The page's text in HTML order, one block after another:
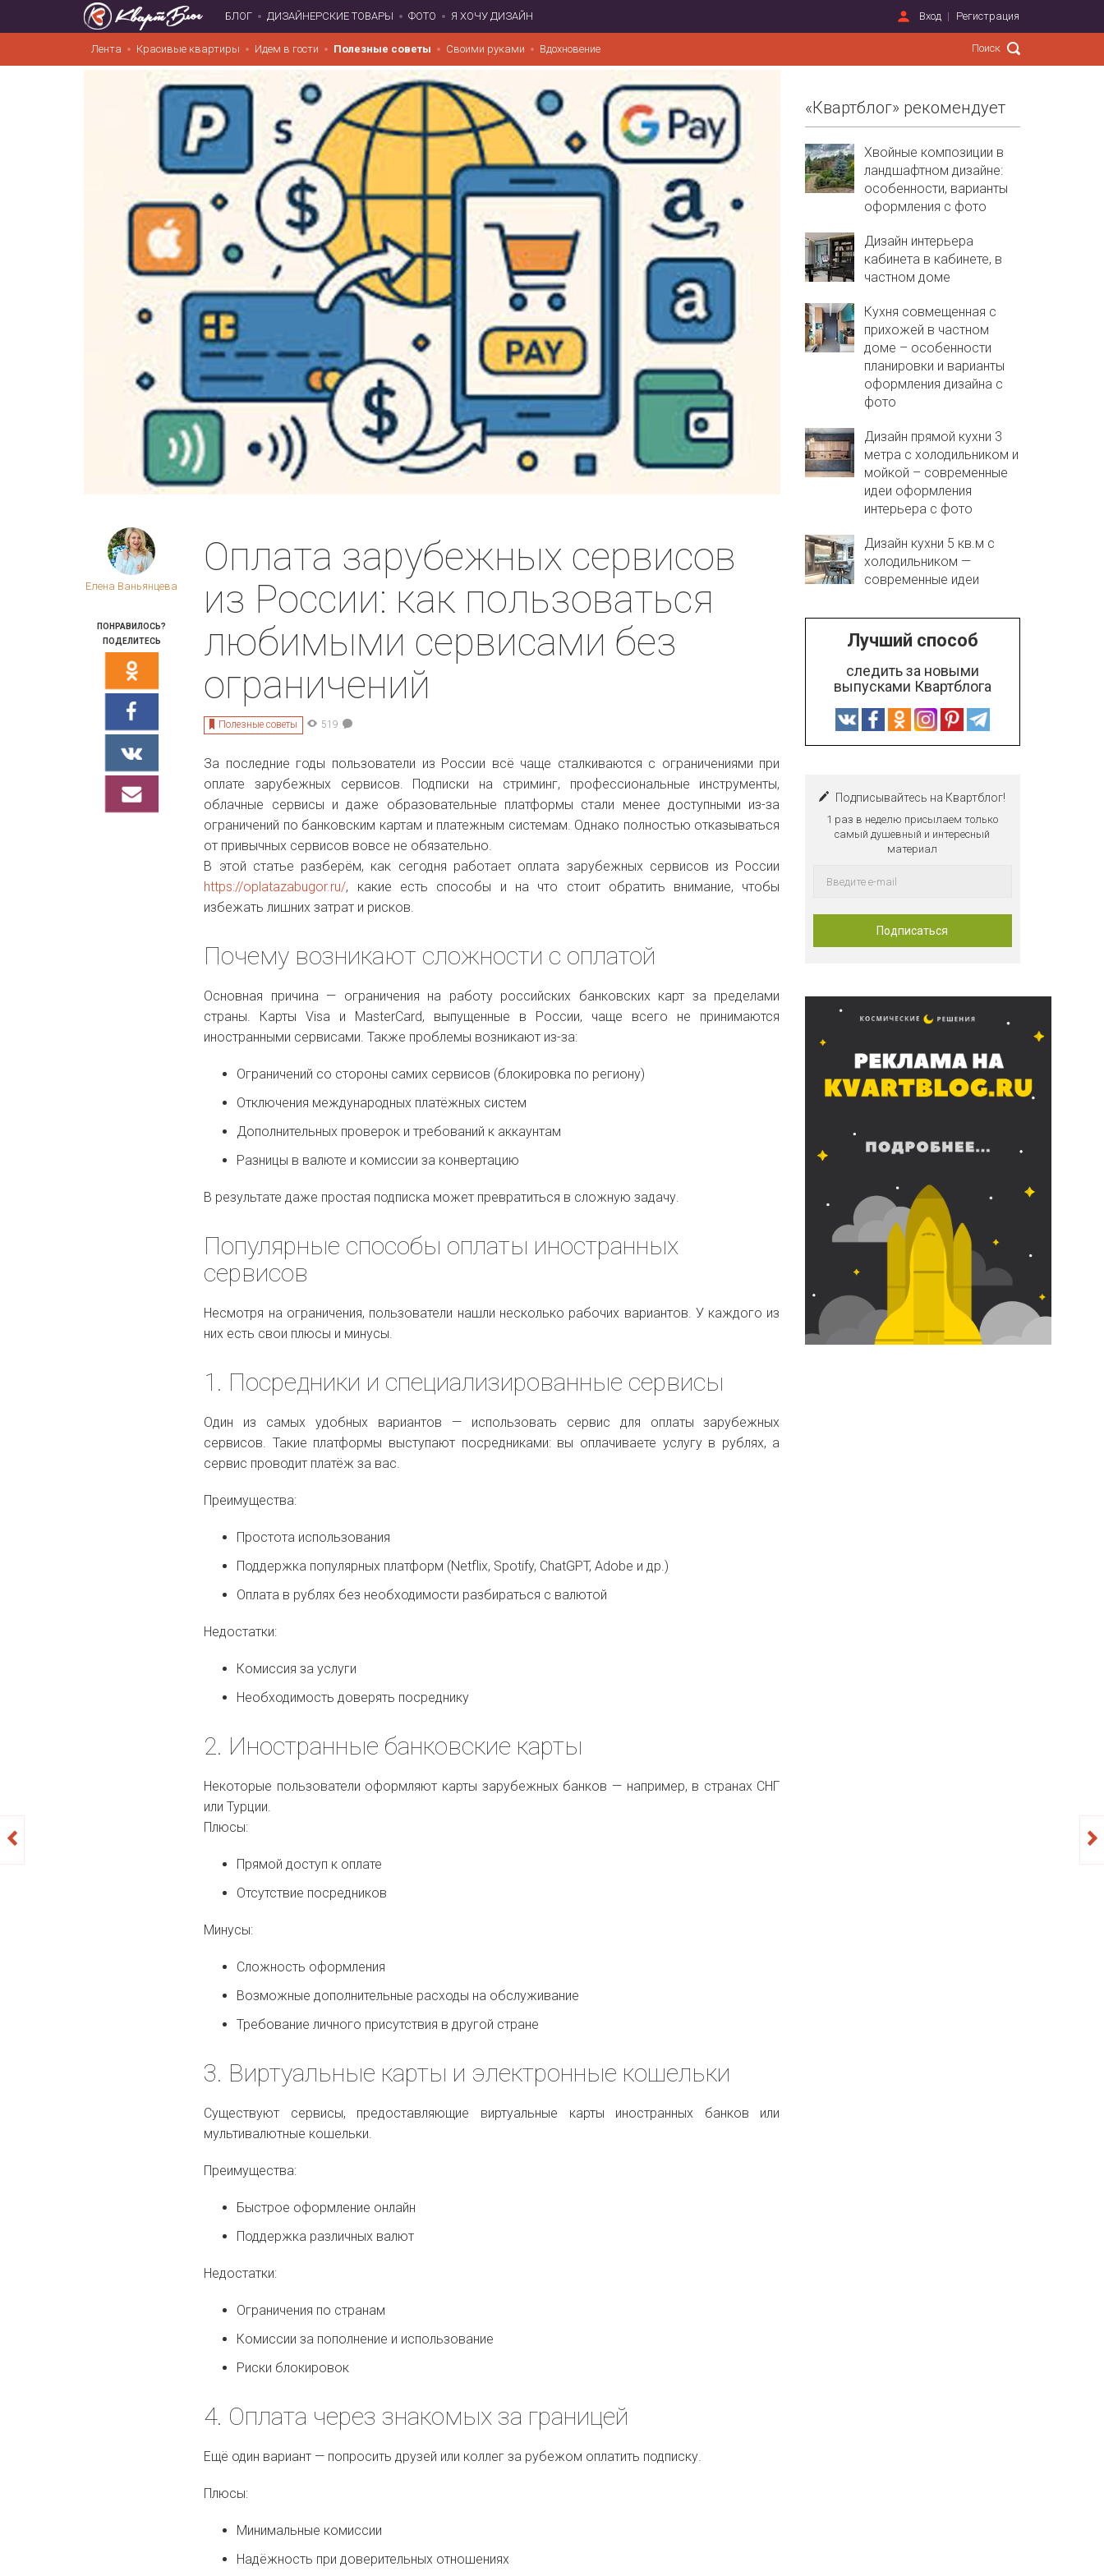
БЛОГ ДИЗАЙНЕРСКИЕ ТОВАРЫ ФОТО Я ХОЧУ ДИЗАЙН Вход Регистрация
Лента Красивые квартиры Идем в гости Полезные советы Своими руками Вдохновение
Елена Ваньянцева
ПОНРАВИЛОСЬ?
ПОДЕЛИТЕСЬ
Оплата зарубежных сервисов
из России: как пользоваться
любимыми сервисами без
ограничений
Полезные советы 519
За последние годы пользователи из России всё чаще сталкиваются с ограничениями при
оплате зарубежных сервисов. Подписки на стриминг, профессиональные инструменты,
облачные сервисы и даже образовательные платформы стали менее доступными из-за
ограничений по банковским картам и платежным системам. Однако полностью отказываться
от привычных сервисов вовсе не обязательно.
В этой статье разберём, как сегодня работает оплата зарубежных сервисов из России
https://oplatazabugor.ru/, какие есть способы и на что стоит обратить внимание, чтобы
избежать лишних затрат и рисков.
Почему возникают сложности с оплатой
Основная причина — ограничения на работу российских банковских карт за пределами
страны. Карты Visa и MasterCard, выпущенные в России, чаще всего не принимаются
иностранными сервисами. Также проблемы возникают из-за:
Ограничений со стороны самих сервисов (блокировка по региону)
Отключения международных платёжных систем
Дополнительных проверок и требований к аккаунтам
Разницы в валюте и комиссии за конвертацию
В результате даже простая подписка может превратиться в сложную задачу.
Популярные способы оплаты иностранных
сервисов
Несмотря на ограничения, пользователи нашли несколько рабочих вариантов. У каждого из
них есть свои плюсы и минусы.
1. Посредники и специализированные сервисы
Один из самых удобных вариантов — использовать сервис для оплаты зарубежных
сервисов. Такие платформы выступают посредниками: вы оплачиваете услугу в рублях, а
сервис проводит платёж за вас.
Преимущества:
Простота использования
Поддержка популярных платформ (Netflix, Spotify, ChatGPT, Adobe и др.)
Оплата в рублях без необходимости разбираться с валютой
Недостатки:
Комиссия за услуги
Необходимость доверять посреднику
2. Иностранные банковские карты
Некоторые пользователи оформляют карты зарубежных банков — например, в странах СНГ
или Турции.
Плюсы:
Прямой доступ к оплате
Отсутствие посредников
Минусы:
Сложность оформления
Возможные дополнительные расходы на обслуживание
Требование личного присутствия в другой стране
3. Виртуальные карты и электронные кошельки
Существуют сервисы, предоставляющие виртуальные карты иностранных банков или
мультивалютные кошельки.
Преимущества:
Быстрое оформление онлайн
Поддержка различных валют
Недостатки:
Ограничения по странам
Комиссии за пополнение и использование
Риски блокировок
4. Оплата через знакомых за границей
Ещё один вариант — попросить друзей или коллег за рубежом оплатить подписку.
Плюсы:
Минимальные комиссии
Надёжность при доверительных отношениях
«Квартблог» рекомендует
Хвойные композиции в
ландшафтном дизайне:
особенности, варианты
оформления с фото
Дизайн интерьера
кабинета в кабинете, в
частном доме
Кухня совмещенная с
прихожей в частном
доме – особенности
планировки и варианты
оформления дизайна с
фото
Дизайн прямой кухни 3
метра с холодильником и
мойкой – современные
идеи оформления
интерьера с фото
Дизайн кухни 5 кв.м с
холодильником —
современные идеи
Лучший способ
следить за новыми
выпусками Квартблога
Подписывайтесь на Квартблог!
1 раз в неделю присылаем только
самый душевный и интересный
материал